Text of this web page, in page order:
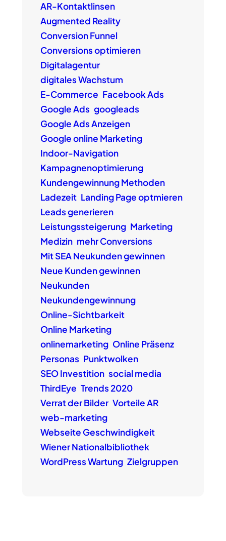
AR-Kontaktlinsen
Augmented Reality
Conversion Funnel
Conversions optimieren
Digitalagentur
digitales Wachstum
E-Commerce Facebook Ads
Google Ads googleads
Google Ads Anzeigen
Google online Marketing
Indoor-Navigation
Kampagnenoptimierung
Kundengewinnung Methoden
Ladezeit Landing Page optmieren
Leads generieren
Leistungssteigerung Marketing
Medizin mehr Conversions
Mit SEA Neukunden gewinnen
Neue Kunden gewinnen
Neukunden
Neukundengewinnung
Online-Sichtbarkeit
Online Marketing
onlinemarketing Online Präsenz
Personas Punktwolken
SEO Investition social media
ThirdEye Trends 2020
Verrat der Bilder Vorteile AR
web-marketing
Webseite Geschwindigkeit
Wiener Nationalbibliothek
WordPress Wartung Zielgruppen